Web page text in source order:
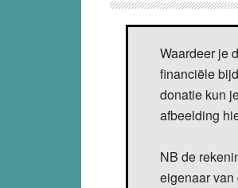
Waardeer je
financiële
donatie kun
afbeelding
NB de
eigenaar van